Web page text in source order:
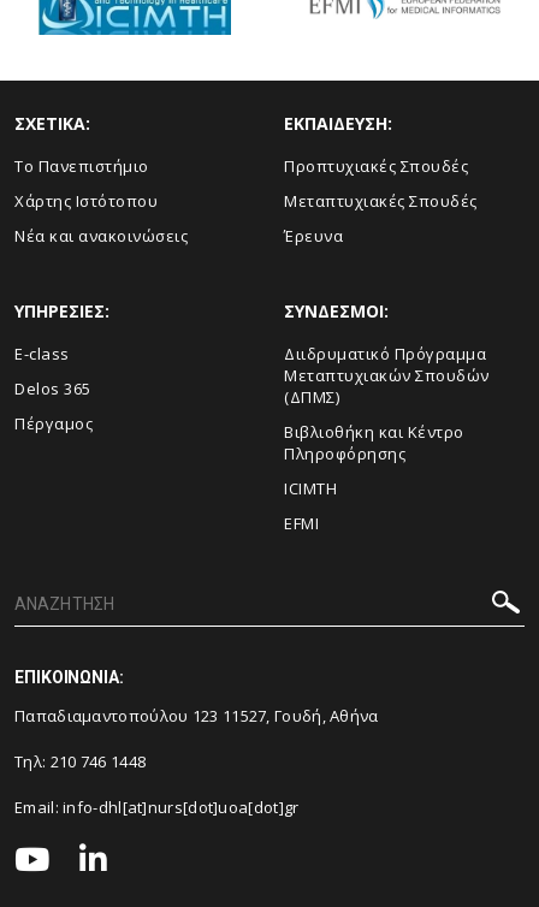
ΣΧΕΤΙΚΑ:
Το Πανεπιστήμιο
Χάρτης Ιστότοπου
Νέα και ανακοινώσεις
ΕΚΠΑΙΔΕΥΣΗ:
Προπτυχιακές Σπουδές
Μεταπτυχιακές Σπουδές
Έρευνα
ΥΠΗΡΕΣΙΕΣ:
E-class
Delos 365
Πέργαμος
ΣΥΝΔΕΣΜΟΙ:
Διιδρυματικό Πρόγραμμα
Μεταπτυχιακών Σπουδών
(ΔΠΜΣ)
Βιβλιοθήκη και Κέντρο
Πληροφόρησης
ICIMTH
EFMI
ΕΠΙΚΟΙΝΩΝΙΑ:
Παπαδιαμαντοπούλου 123 11527, Γουδή, Αθήνα
Τηλ: 210 746 1448
Email:info-dhl[at]nurs[dot]uoa[dot]gr